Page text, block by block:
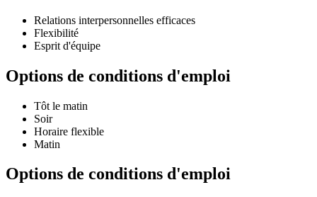
Relations interpersonnelles efficaces
Flexibilité
Esprit d'équipe
Options de conditions d'emploi
Tôt le matin
Soir
Horaire flexible
Matin
Options de conditions d'emploi